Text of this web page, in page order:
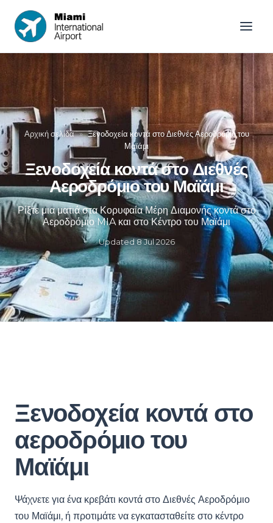
Αρχική σελίδα » Ξενοδοχεία κοντά στο Διεθνές Αεροδρόμιο του
Μαϊάμι
Ξενοδοχεία κοντά στο Διεθνές
Αεροδρόμιο του Μαϊάμι
Ρίξτε μια ματιά στα Κορυφαία Μέρη Διαμονής κοντά στο
Αεροδρόμιο MIA και στο Κέντρο του Μαϊάμι
Updated8 Jul 2026
Ξενοδοχεία κοντά στο
αεροδρόμιο του
Μαϊάμι
Ψάχνετε για ένα κρεβάτι κοντά στο Διεθνές Αεροδρόμιο
του Μαϊάμι, ή προτιμάτε να εγκατασταθείτε στο κέντρο